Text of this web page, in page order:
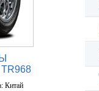
Китай